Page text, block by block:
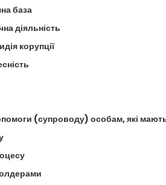
база
діяльність
корупції
(супроводу) особам, які